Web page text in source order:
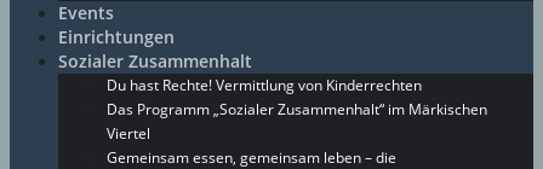
Events
Einrichtungen
Sozialer Zusammenhalt
Du hast Rechte! Vermittlung von Kinderrechten
Das Programm „Sozialer Zusammenhalt“ im Märkischen
Viertel
Gemeinsam essen, gemeinsam leben – die